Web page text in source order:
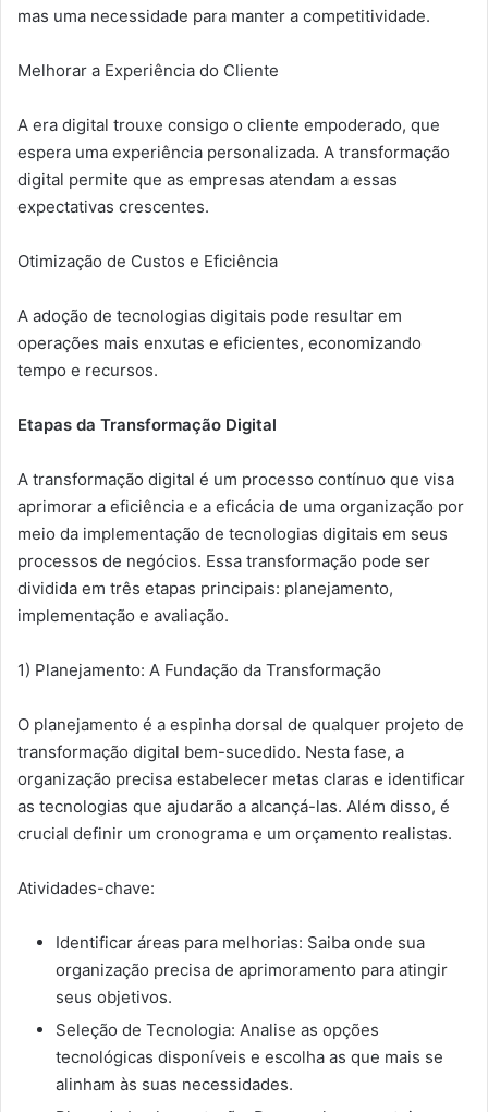
mas uma necessidade para manter a competitividade.
Melhorar a Experiência do Cliente
A era digital trouxe consigo o cliente empoderado, que
espera uma experiência personalizada. A transformação
digital permite que as empresas atendam a essas
expectativas crescentes.
Otimização de Custos e Eficiência
A adoção de tecnologias digitais pode resultar em
operações mais enxutas e eficientes, economizando
tempo e recursos.
Etapas da Transformação Digital
A transformação digital é um processo contínuo que visa
aprimorar a eficiência e a eficácia de uma organização por
meio da implementação de tecnologias digitais em seus
processos de negócios. Essa transformação pode ser
dividida em três etapas principais: planejamento,
implementação e avaliação.
1) Planejamento: A Fundação da Transformação
O planejamento é a espinha dorsal de qualquer projeto de
transformação digital bem-sucedido. Nesta fase, a
organização precisa estabelecer metas claras e identificar
as tecnologias que ajudarão a alcançá-las. Além disso, é
crucial definir um cronograma e um orçamento realistas.
Atividades-chave:
Identificar áreas para melhorias: Saiba onde sua
organização precisa de aprimoramento para atingir
seus objetivos.
Seleção de Tecnologia: Analise as opções
tecnológicas disponíveis e escolha as que mais se
alinham às suas necessidades.